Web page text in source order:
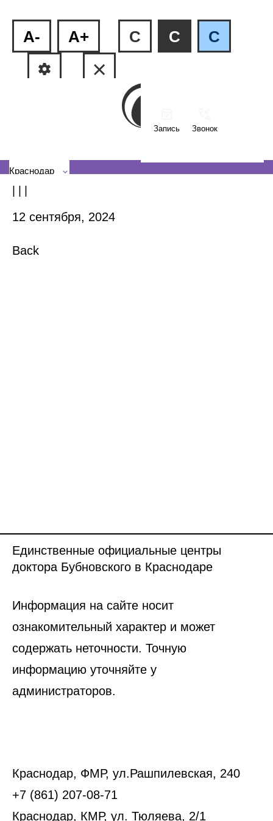
A- A+ C C C
Запись Звонок
Краснодар
| | |
12 сентября, 2024
Back
Единственные официальные центры
доктора Бубновского в Краснодаре
Информация на сайте носит
ознакомительный характер и может
содержать неточности. Точную
информацию уточняйте у
администраторов.
Краснодар, ФМР, ул.Рашпилевская, 240
+7 (861) 207-08-71
Краснодар, КМР, ул. Тюляева, 2/1